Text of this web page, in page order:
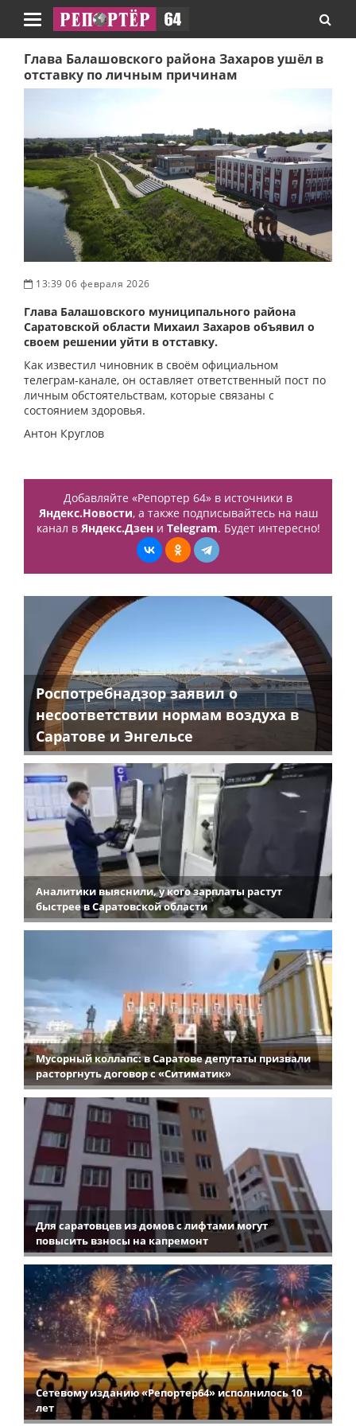
Навигация
Глава Балашовского района Захаров ушёл в
отставку по личным причинам
13:39 06 февраля 2026
Глава Балашовского муниципального района
Саратовской области Михаил Захаров объявил о
своем решении уйти в отставку.
Как известил чиновник в своём официальном
телеграм-канале, он оставляет ответственный пост по
личным обстоятельствам, которые связаны с
состоянием здоровья.
Антон Круглов
Добавляйте «Репортер 64» в источники в
Яндекс.Новости, а также подписывайтесь на наш
канал в Яндекс.Дзени Telegram. Будет интересно!
Роспотребнадзор заявил о
несоответствии нормам воздуха в
Саратове и Энгельсе
Аналитики выяснили, у кого зарплаты растут
быстрее в Саратовской области
Мусорный коллапс: в Саратове депутаты призвали
расторгнуть договор с «Ситиматик»
Для саратовцев из домов с лифтами могут
повысить взносы на капремонт
Сетевому изданию «Репортер64» исполнилось 10
лет